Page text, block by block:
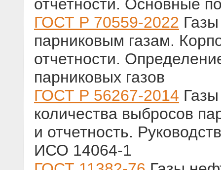
отчетности. Основные
ГОСТ Р 70559-2022
парниковым газам.
отчетности.
парниковых газов
ГОСТ Р 56267-2014
количества выбросов
и отчетность.
ИСО 14064-1